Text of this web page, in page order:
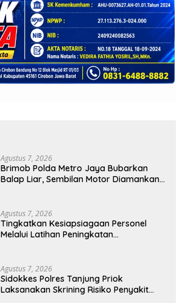
Agustus 7, 2026
Brimob Polda Metro Jaya Bubarkan
Balap Liar, Sembilan Motor Diamankan
Agustus 7, 2026
Tingkatkan Kesiapsiagaan Personel
Melalui Latihan Peningkatan
Agustus 7, 2026
Sidokkes Polres Tanjung Priok
Laksanakan Skrining Risiko Penyakit